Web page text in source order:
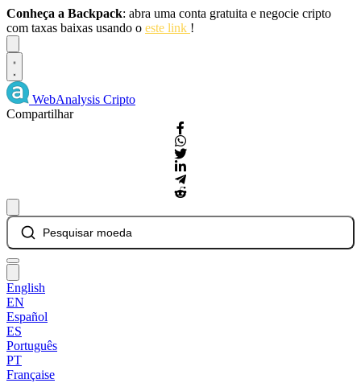
Conheça a Backpack: abra uma conta gratuita e negocie cripto
com taxas baixas usando o este link !
WebAnalysis Cripto
Compartilhar
Pesquisar moeda
English
EN
Español
ES
Português
PT
Française